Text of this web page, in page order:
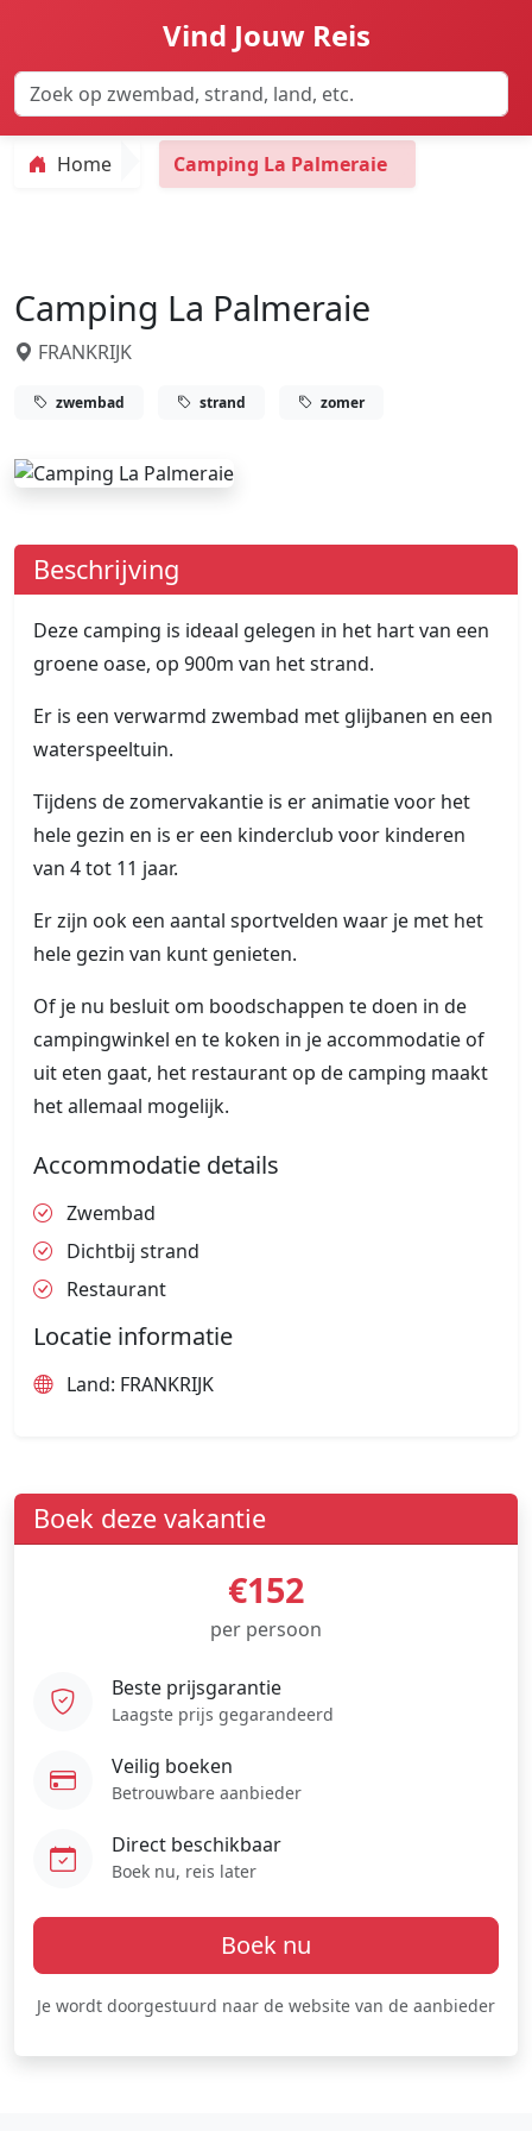
Vind Jouw Reis
Home Camping La Palmeraie
Camping La Palmeraie
FRANKRIJK
zwembad strand zomer
Beschrijving
Deze camping is ideaal gelegen in het hart van een
groene oase, op 900m van het strand.
Er is een verwarmd zwembad met glijbanen en een
waterspeeltuin.
Tijdens de zomervakantie is er animatie voor het
hele gezin en is er een kinderclub voor kinderen
van 4 tot 11 jaar.
Er zijn ook een aantal sportvelden waar je met het
hele gezin van kunt genieten.
Of je nu besluit om boodschappen te doen in de
campingwinkel en te koken in je accommodatie of
uit eten gaat, het restaurant op de camping maakt
het allemaal mogelijk.
Accommodatie details
Zwembad
Dichtbij strand
Restaurant
Locatie informatie
Land: FRANKRIJK
Boek deze vakantie
€152
per persoon
Beste prijsgarantie
Laagste prijs gegarandeerd
Veilig boeken
Betrouwbare aanbieder
Direct beschikbaar
Boek nu, reis later
Boek nu
Je wordt doorgestuurd naar de website van de aanbieder